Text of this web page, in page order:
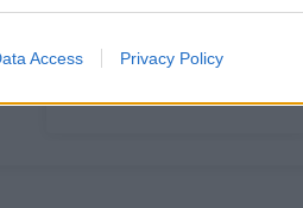
Access Privacy Policy
G. Žibėnas varžovą
įvertino žodžiu
„nestandartinis“